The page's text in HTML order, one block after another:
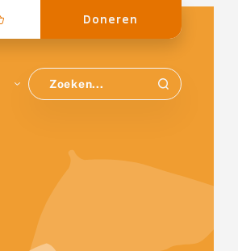
Doneren